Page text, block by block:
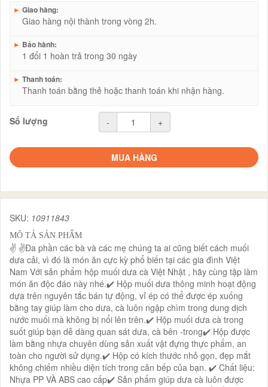
► Giao hàng:
Giao hàng nội thành trong vòng 2h.
► Bảo hành:
1 đổi 1 hoàn trả trong 30 ngày
► Thanh toán:
Thanh toán bằng thẻ hoặc thanh toán khi nhận hàng.
Số lượng - +
MUA HÀNG
SKU: 10911843
MÔ TẢ SẢN PHẨM
✌ ✌Đa phần các bà và các mẹ chúng ta ai cũng biết cách muối
dưa cải, vì đó là món ăn cực kỳ phổ biến tại các gia đình Việt
Nam Với sản phẩm hộp muối dưa cà Việt Nhật , hãy cùng tập làm
món ăn độc đáo này nhé.✔️ Hộp muối dưa thông minh hoạt động
dựa trên nguyên tắc bán tự động, vỉ ép có thể được ép xuống
bằng tay giúp làm cho dưa, cà luôn ngập chìm trong dung dịch
nước muối mà không bị nổi lên trên.✔️ Hộp muối dưa cà trong
suốt giúp bạn dễ dàng quan sát dưa, cà bên -trong✔️ Hộp được
làm bằng nhựa chuyên dùng sản xuất vật đựng thực phẩm, an
toàn cho người sử dụng.✔️ Hộp có kích thước nhỏ gọn, đẹp mắt
không chiếm nhiều diện tích trong căn bếp của bạn. ✔️ Chất liệu:
Nhựa PP VÀ ABS cao cấp✔️ Sản phẩm giúp dưa cà luôn được